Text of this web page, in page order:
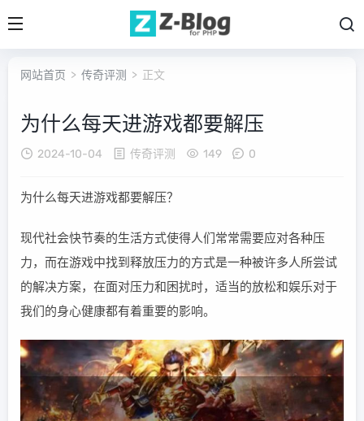
网站首页 > 传奇评测 > 正文
为什么每天进游戏都要解压
2024-10-04 传奇评测 149 0
为什么每天进游戏都要解压？
现代社会快节奏的生活方式使得人们常常需要应对各种压
力，而在游戏中找到释放压力的方式是一种被许多人所尝试
的解决方案，在面对压力和困扰时，适当的放松和娱乐对于
我们的身心健康都有着重要的影响。